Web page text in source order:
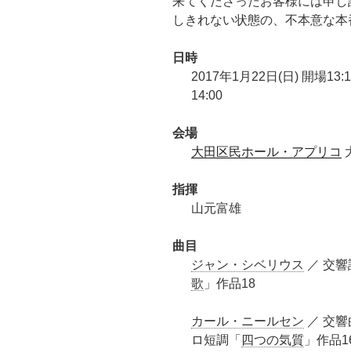
しきれない状態の、不本意な
日時
2017年1月22日(日) 開場
14:00
会場
大田区民ホール・アプリコ
指揮
山元富雄
曲目
ジャン・シベリウス ／ 交
歌 」作品18
カール・ニールセン ／ 交
ロ短調「 四つの気質 」作品